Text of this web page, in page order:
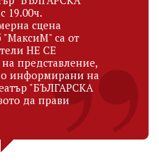
19.00ч.
сцена
"МаксиМ" са от
НЕ СЕ
представление,
информирани на
"БЪЛГАРСКА
да прави